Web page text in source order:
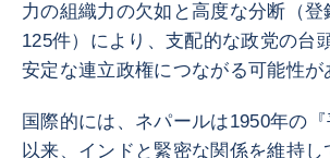
力の組織力の欠如と高度な分断（登
125件）により、支配的な政党の台
安定な連立政権につながる可能性が
国際的には、ネパールは1950年の『
以来、インドと緊密な関係を維持し